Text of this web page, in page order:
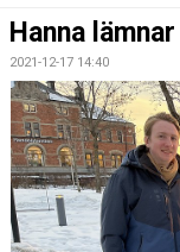
VISION & VÄRDEGRUND
KLASSLAG
DOKUMENT
AVGIFTER
Hanna
2021-12-17 14:40